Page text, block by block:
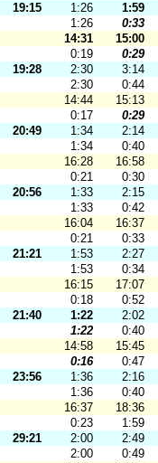
19:15 1:26
1:59
1:26
0:33
14:31
15:00
0:19
0:29
19:28 2:30
3:14
2:30
0:44
14:44
15:13
0:17
0:29
20:49 1:34
2:14
1:34
0:40
16:28
16:58
0:21
0:30
20:56 1:33
2:15
1:33
0:42
16:04
16:37
0:21
0:33
21:21 1:53
2:27
1:53
0:34
16:15
17:07
0:18
0:52
21:40 1:22
2:02
1:22
0:40
14:58
15:45
0:16
0:47
23:56 1:36
2:16
1:36
0:40
16:37
18:36
0:23
1:59
29:21 2:00
2:49
2:00
0:49